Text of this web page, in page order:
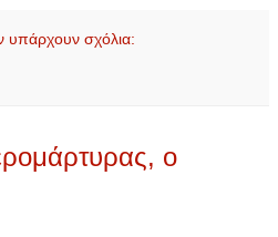
υπάρχουν σχόλια:
ο